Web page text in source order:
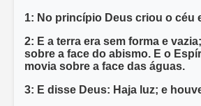
1: No princípio Deus criou o céu
2: E a terra era sem forma e
sobre a face do abismo. E o
movia sobre a face das águas.
3: E disse Deus: Haja luz; e